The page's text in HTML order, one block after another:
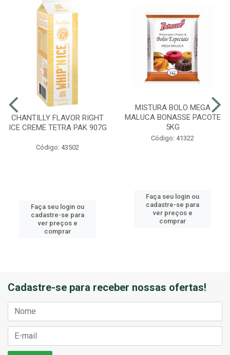
CHANTILLY FLAVOR RIGHT
ICE CREME TETRA PAK 907G
Código: 43502
Faça seu login ou
cadastre-se para
ver preços e
comprar
MISTURA BOLO MEGA
MALUCA BONASSE PACOTE
5KG
Código: 41322
Faça seu login ou
cadastre-se para
ver preços e
comprar
Cadastre-se para receber nossas ofertas!